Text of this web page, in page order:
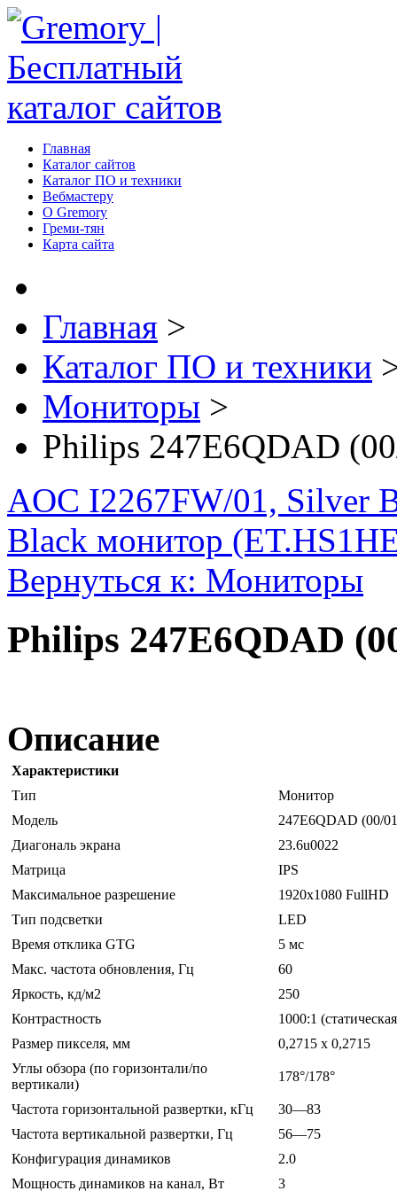
Главная
Каталог сайтов
Каталог ПО и техники
Вебмастеру
О Gremory
Греми-тян
Карта сайта
Главная >
Каталог ПО и техники
Мониторы >
Philips 247E6QDAD
AOC I2267FW/01, Silver
Black монитор
Вернуться к: Мониторы
Philips 247E6QDAD
Описание
Характеристики
Тип
Монитор
Модель
247E6QDAD (00/
Диагональ экрана
23.6u0022
Матрица
IPS
Максимальное разрешение
1920x1080 FullHD
Тип подсветки
LED
Время отклика GTG
5 мс
Макс. частота обновления, Гц
60
Яркость, кд/м2
250
Контрастность
1000:1
Размер пикселя, мм
0,2715 x 0,2715
Углы обзора (по горизонтали/по
вертикали)
178°/178°
Частота горизонтальной развертки, кГц
30—83
Частота вертикальной развертки, Гц
56—75
Конфигурация динамиков
2.0
Мощность динамиков на канал, Вт
3